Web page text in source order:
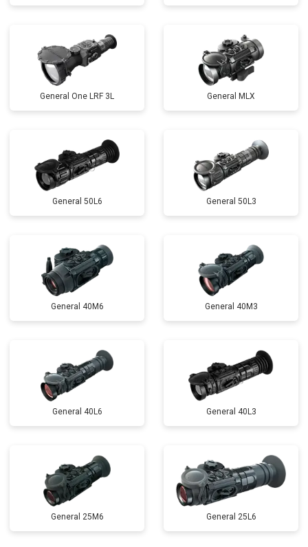
General One LRF 3L General MLX
General 50L6 General 50L3
General 40M6 General 40M3
General 40L6 General 40L3
General 25M6 General 25L6